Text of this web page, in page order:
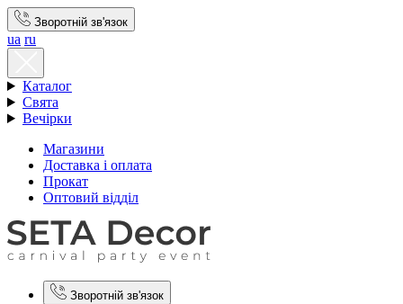
Зворотній зв'язок
ua ru
Каталог
Свята
Вечірки
Магазини
Доставка і оплата
Прокат
Оптовий відділ
Зворотній зв'язок